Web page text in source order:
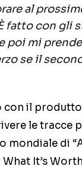
al
fatto con gli
poi mi
se il
con il
le tracce
di
It’s